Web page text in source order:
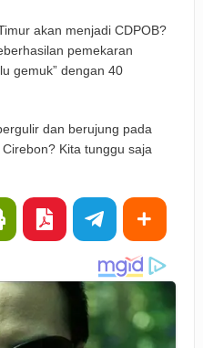
akan menjadi CDPOB?
pemekaran
gemuk” dengan 40
dan berujung pada
Kita tunggu saja